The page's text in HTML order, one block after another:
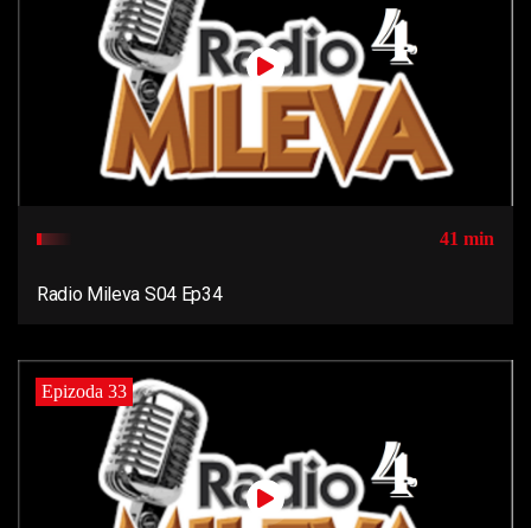
41 min
Radio Mileva S04 Ep34
Epizoda 33